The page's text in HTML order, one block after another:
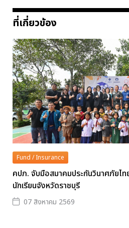
ที่เกี่ยวข้อง
Fund / Insurance
คปภ. จับมือสมาคมประกันวินาศภัยไ
นักเรียนจังหวัดราชบุรี
07 สิงหาคม 2569